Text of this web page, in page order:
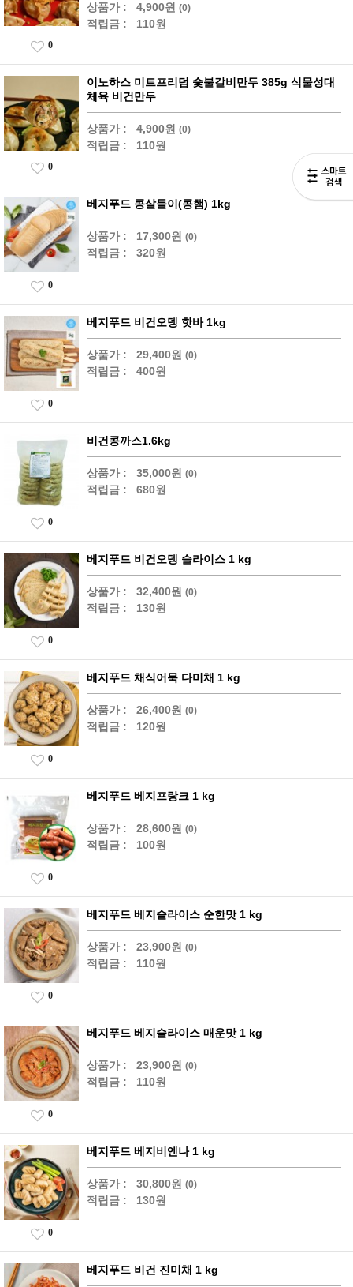
상품가 : 4,900원 (0)
적립금 : 110원
0
이노하스 미트프리덤 숯불갈비만두 385g 식물성대
체육 비건만두
상품가 : 4,900원 (0)
적립금 : 110원
0
베지푸드 콩살들이(콩햄) 1kg
상품가 : 17,300원 (0)
적립금 : 320원
0
베지푸드 비건오뎅 핫바 1kg
상품가 : 29,400원 (0)
적립금 : 400원
0
비건콩까스1.6kg
상품가 : 35,000원 (0)
적립금 : 680원
0
베지푸드 비건오뎅 슬라이스 1 kg
상품가 : 32,400원 (0)
적립금 : 130원
0
베지푸드 채식어묵 다미채 1 kg
상품가 : 26,400원 (0)
적립금 : 120원
0
베지푸드 베지프랑크 1 kg
상품가 : 28,600원 (0)
적립금 : 100원
0
베지푸드 베지슬라이스 순한맛 1 kg
상품가 : 23,900원 (0)
적립금 : 110원
0
베지푸드 베지슬라이스 매운맛 1 kg
상품가 : 23,900원 (0)
적립금 : 110원
0
베지푸드 베지비엔나 1 kg
상품가 : 30,800원 (0)
적립금 : 130원
0
베지푸드 비건 진미채 1 kg